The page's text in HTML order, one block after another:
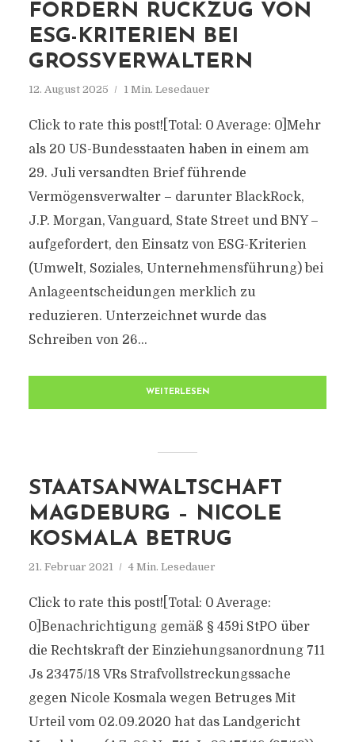
FORDERN RÜCKZUG VON
ESG-KRITERIEN BEI
GROSSVERWALTERN
12. August 2025 1 Min. Lesedauer
Click to rate this post![Total: 0 Average: 0]Mehr
als 20 US-Bundesstaaten haben in einem am
29. Juli versandten Brief führende
Vermögensverwalter – darunter BlackRock,
J.P. Morgan, Vanguard, State Street und BNY –
aufgefordert, den Einsatz von ESG-Kriterien
(Umwelt, Soziales, Unternehmensführung) bei
Anlageentscheidungen merklich zu
reduzieren. Unterzeichnet wurde das
Schreiben von 26...
WEITERLESEN
STAATSANWALTSCHAFT
MAGDEBURG – NICOLE
KOSMALA BETRUG
21. Februar 2021 4 Min. Lesedauer
Click to rate this post![Total: 0 Average:
0]Benachrichtigung gemäß § 459i StPO über
die Rechtskraft der Einziehungsanordnung 711
Js 23475/​18 VRs Strafvollstreckungssache
gegen Nicole Kosmala wegen Betruges Mit
Urteil vom 02.09.2020 hat das Landgericht